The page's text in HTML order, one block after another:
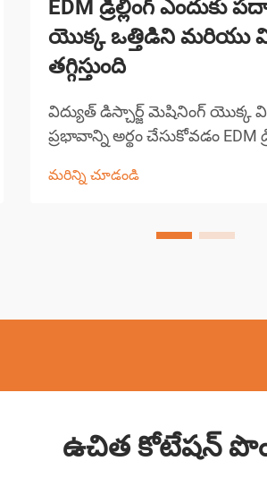
EDM డ్రిల్లింగ్ ఎందుకు
యొక్క ఒత్తిడిని మరియు
తగ్గిస్తుంది
విద్యుత్ డిస్చార్జ్ మెషినింగ్ యొక్క
ప్రభావాన్ని అర్థం చేసుకోవడం EDM
గణనీయమైన పురోగతులలో ఒకటిగా
మరిన్ని చూడండి
ఉచిత కోటేషన్